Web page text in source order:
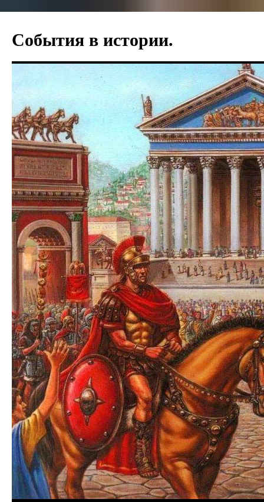
содержимому
События в истории.